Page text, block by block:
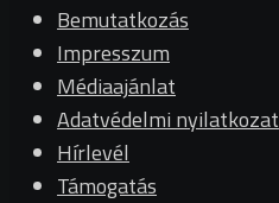
Bemutatkozás
Impresszum
Médiaajánlat
Adatvédelmi nyilatkozat
Hírlevél
Támogatás